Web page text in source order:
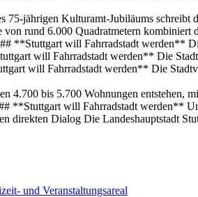
75-jährigen Kulturamt-Jubiläums
rund 6.000 Quadratmetern
**Stuttgart will Fahrradstadt werden**
will Fahrradstadt werden** Die
will Fahrradstadt werden** Die
4.700 bis 5.700 Wohnungen entstehen,
**Stuttgart will Fahrradstadt werden**
direkten Dialog Die Landeshauptstadt
und Veranstaltungsareal